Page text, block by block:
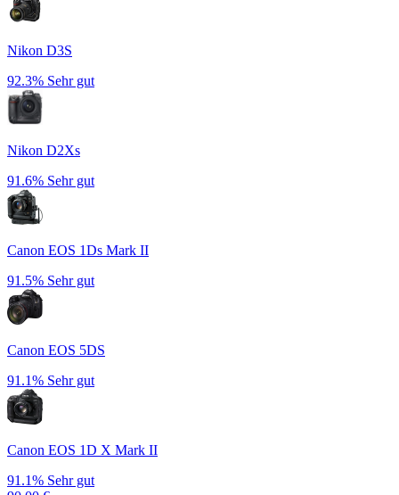
Nikon D3S
92.3% Sehr gut
Nikon D2Xs
91.6% Sehr gut
Canon EOS 1Ds Mark II
91.5% Sehr gut
Canon EOS 5DS
91.1% Sehr gut
Canon EOS 1D X Mark II
91.1% Sehr gut